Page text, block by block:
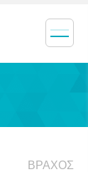
ΒΡΆΧΟΣ